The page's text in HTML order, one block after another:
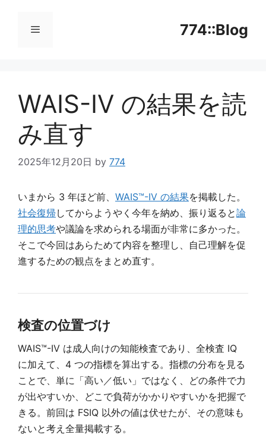
774::Blog
ニ
ュ
WAIS-IV の結果を読
み直す
2025年12月20日 by 774
いまから 3 年ほど前、 WAIS™-IV の結果を掲載した。
社会復帰 してからようやく今年を納め、振り返ると論
理的思考や議論を求められる場面が非常に多かった。
そこで今回はあらためて内容を整理し、自己理解を促
進するための観点をまとめ直す。
検査の位置づけ
WAIS™-IV は成人向けの知能検査であり、全検査 IQ
に加えて、4 つの指標を算出する。指標の分布を見る
ことで、単に「高い／低い」ではなく、どの条件で力
が出やすいか、どこで負荷がかかりやすいかを把握で
きる。前回は FSIQ 以外の値は伏せたが、その意味も
ないと考え全量掲載する。